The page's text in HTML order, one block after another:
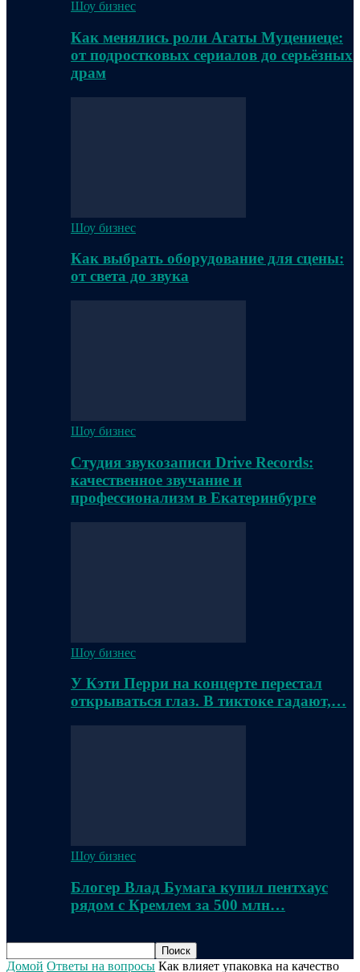
Шоу бизнес
Как менялись роли Агаты Муцениеце:
от подростковых сериалов до серьёзных
драм
Шоу бизнес
Как выбрать оборудование для сцены:
от света до звука
Шоу бизнес
Студия звукозаписи Drive Records:
качественное звучание и
профессионализм в Екатеринбурге
Шоу бизнес
У Кэти Перри на концерте перестал
открываться глаз. В тиктоке гадают,…
Шоу бизнес
Блогер Влад Бумага купил пентхаус
рядом с Кремлем за 500 млн…
Домой Ответы на вопросы Как влияет упаковка на качество